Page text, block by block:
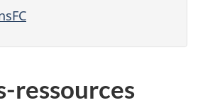
ressources